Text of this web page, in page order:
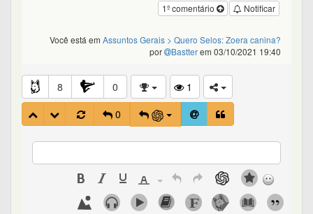
Notificar
1º comentário
Você está em Assuntos Gerais > Quero Selos: Zoera canina?
por
Bastterem 03/10/2021 19:40
8 0
1
0